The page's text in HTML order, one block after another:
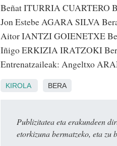
Beñat ITURRIA CUARTERO
Jon Estebe AGARA SILVA
Aitor IANTZI GOIENETXE
Iñigo ERKIZIA IRATZOKI
Entrenatzaileak: Angeltxo
KIROLA BERA
Publizitatea eta erakundeen
etorkizuna bermatzeko, eta zu